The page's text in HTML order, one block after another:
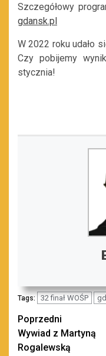
Szczegółowy
gdansk.pl
W 2022 roku udało
Czy pobijemy
stycznia!
Tags: 32 finał WOŚP
Zobacz
wpisy
Poprzedni
Wywiad z Martyną
Rogalewską